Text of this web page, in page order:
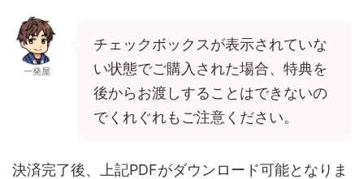
一発屋
チェックボックスが表示されていな
い状態でご購入された場合、特典を
後からお渡しすることはできないの
でくれぐれもご注意ください。
決済完了後、上記PDFがダウンロード可能となりま